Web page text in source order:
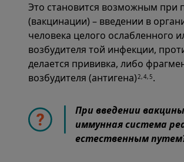
Это становится возможным при
(вакцинации) – введении в
человека целого ослабленного
возбудителя той инфекции,
делается прививка, либо
возбудителя (антигена)2,4,5.
При введении вакцины
иммунная система
естественным